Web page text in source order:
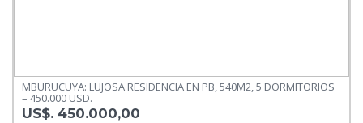
MBURUCUYA: LUJOSA RESIDENCIA EN PB, 540M2, 5 DORMITORIOS
– 450.000 USD.
US$. 450.000,00